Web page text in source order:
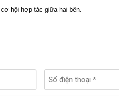
hội hợp tác giữa hai bên.